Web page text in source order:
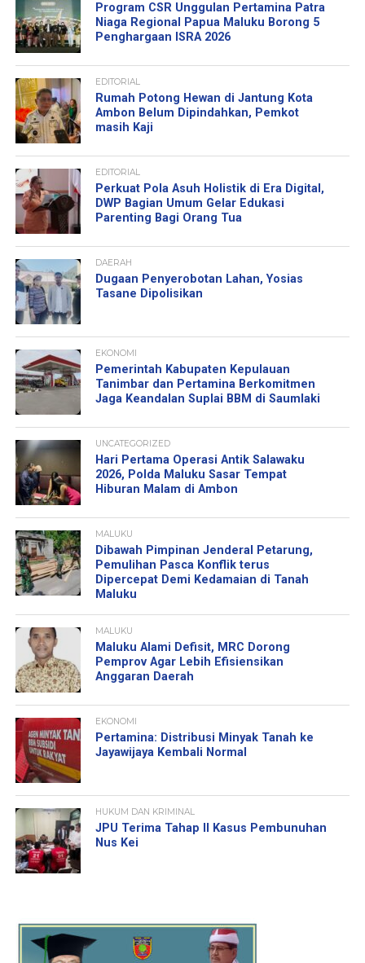
Program CSR Unggulan Pertamina Patra
Niaga Regional Papua Maluku Borong 5
Penghargaan ISRA 2026
EDITORIAL
Rumah Potong Hewan di Jantung Kota
Ambon Belum Dipindahkan, Pemkot
masih Kaji
EDITORIAL
Perkuat Pola Asuh Holistik di Era Digital,
DWP Bagian Umum Gelar Edukasi
Parenting Bagi Orang Tua
DAERAH
Dugaan Penyerobotan Lahan, Yosias
Tasane Dipolisikan
EKONOMI
Pemerintah Kabupaten Kepulauan
Tanimbar dan Pertamina Berkomitmen
Jaga Keandalan Suplai BBM di Saumlaki
UNCATEGORIZED
Hari Pertama Operasi Antik Salawaku
2026, Polda Maluku Sasar Tempat
Hiburan Malam di Ambon
MALUKU
Dibawah Pimpinan Jenderal Petarung,
Pemulihan Pasca Konflik terus
Dipercepat Demi Kedamaian di Tanah
Maluku
MALUKU
Maluku Alami Defisit, MRC Dorong
Pemprov Agar Lebih Efisiensikan
Anggaran Daerah
EKONOMI
Pertamina: Distribusi Minyak Tanah ke
Jayawijaya Kembali Normal
HUKUM DAN KRIMINAL
JPU Terima Tahap II Kasus Pembunuhan
Nus Kei